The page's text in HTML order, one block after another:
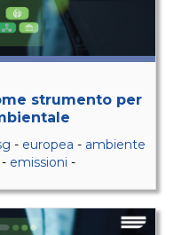
strumento per
- europea - ambiente
- emissioni -